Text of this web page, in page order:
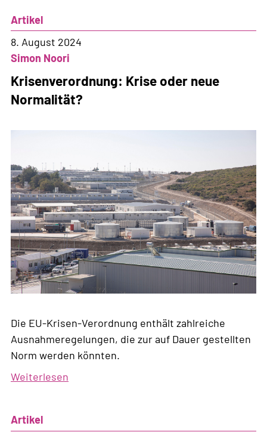
Fingerabdruck-
Speicher
zum
vernetzten
Informationssystem
Artikel
8. August 2024
Simon Noori
Krisenverordnung: Krise oder neue
Normalität?
Die EU-Krisen-Verordnung enthält zahlreiche
Ausnahmeregelungen, die zur auf Dauer gestellten
Norm werden könnten.
Weiterlesen
Artikel